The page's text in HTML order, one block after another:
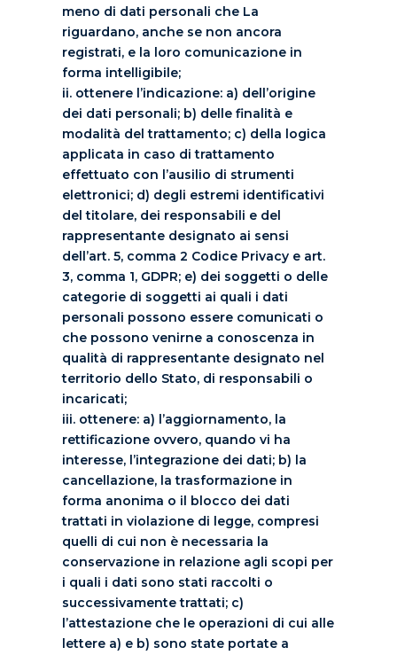
meno di dati personali che La
riguardano, anche se non ancora
registrati, e la loro comunicazione in
forma intelligibile;
ii. ottenere l’indicazione: a) dell’origine
dei dati personali; b) delle finalità e
modalità del trattamento; c) della logica
applicata in caso di trattamento
effettuato con l’ausilio di strumenti
elettronici; d) degli estremi identificativi
del titolare, dei responsabili e del
rappresentante designato ai sensi
dell’art. 5, comma 2 Codice Privacy e art.
3, comma 1, GDPR; e) dei soggetti o delle
categorie di soggetti ai quali i dati
personali possono essere comunicati o
che possono venirne a conoscenza in
qualità di rappresentante designato nel
territorio dello Stato, di responsabili o
incaricati;
iii. ottenere: a) l’aggiornamento, la
rettificazione ovvero, quando vi ha
interesse, l’integrazione dei dati; b) la
cancellazione, la trasformazione in
forma anonima o il blocco dei dati
trattati in violazione di legge, compresi
quelli di cui non è necessaria la
conservazione in relazione agli scopi per
i quali i dati sono stati raccolti o
successivamente trattati; c)
l’attestazione che le operazioni di cui alle
lettere a) e b) sono state portate a